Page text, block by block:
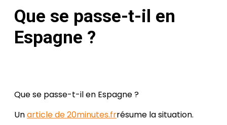
Que se passe-t-il en
Espagne ?
Mar
2023
Que se passe-t-il en Espagne ?
Unarticle de 20minutes.frrésume la situation.